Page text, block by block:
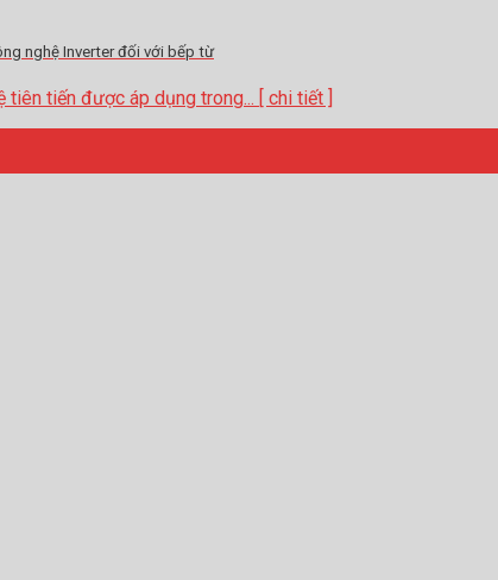
nghệ Inverter đối với bếp từ
tiến được áp dụng trong... [ chi tiết ]